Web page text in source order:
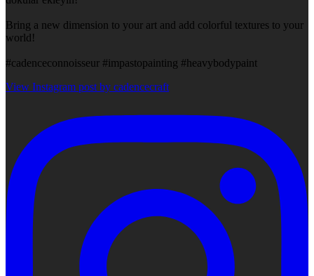
Bring a new dimension to your art and add colorful textures to your
world!
#cadenceconnoisseur #impastopainting #heavybodypaint
View Instagram post by cadencecraft